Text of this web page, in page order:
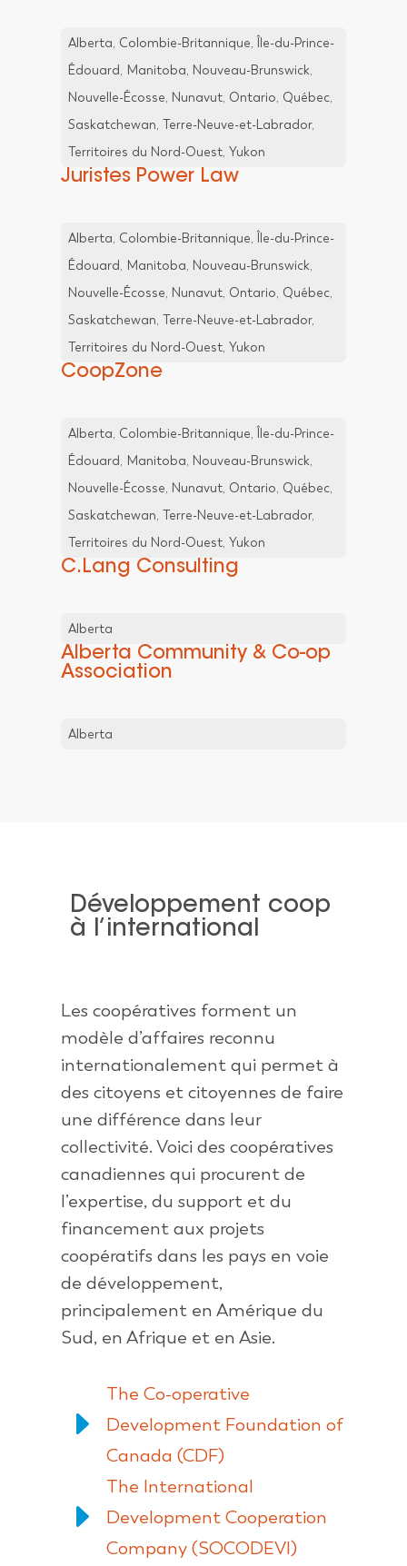
Alberta, Colombie-Britannique, Île-du-Prince-
Édouard, Manitoba, Nouveau-Brunswick,
Nouvelle-Écosse, Nunavut, Ontario, Québec,
Saskatchewan, Terre-Neuve-et-Labrador,
Territoires du Nord-Ouest, Yukon
Juristes Power Law
Alberta, Colombie-Britannique, Île-du-Prince-
Édouard, Manitoba, Nouveau-Brunswick,
Nouvelle-Écosse, Nunavut, Ontario, Québec,
Saskatchewan, Terre-Neuve-et-Labrador,
Territoires du Nord-Ouest, Yukon
CoopZone
Alberta, Colombie-Britannique, Île-du-Prince-
Édouard, Manitoba, Nouveau-Brunswick,
Nouvelle-Écosse, Nunavut, Ontario, Québec,
Saskatchewan, Terre-Neuve-et-Labrador,
Territoires du Nord-Ouest, Yukon
C.Lang Consulting
Alberta
Alberta Community & Co-op
Association
Alberta
Développement coop
à l’international
Les coopératives forment un
modèle d’affaires reconnu
internationalement qui permet à
des citoyens et citoyennes de faire
une différence dans leur
collectivité. Voici des coopératives
canadiennes qui procurent de
l’expertise, du support et du
financement aux projets
coopératifs dans les pays en voie
de développement,
principalement en Amérique du
Sud, en Afrique et en Asie.
E
The Co-operative
Development Foundation of
Canada (CDF)
E
The International
Development Cooperation
Company (SOCODEVI)